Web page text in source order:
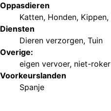
Oppasdieren
Katten, Honden, Kippen,
Diensten
Dieren verzorgen, Tuin
Overige:
eigen vervoer, niet-roker
Voorkeurslanden
Spanje